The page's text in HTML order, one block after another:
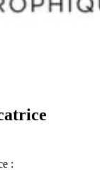
: